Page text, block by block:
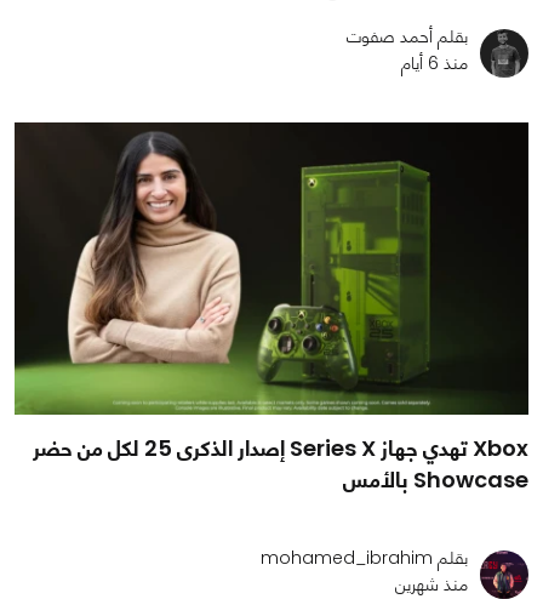
بقلم أحمد صفوت
منذ 6 أيام
Xbox تهدي جهاز Series X إصدار الذكرى 25 لكل من حضر
Showcase بالأمس
بقلم mohamed_ibrahim
منذ شهرين